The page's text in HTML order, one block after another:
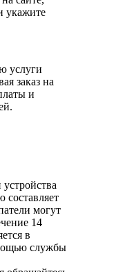
укажите
услуги
заказ на
и
могут
14
в
службы